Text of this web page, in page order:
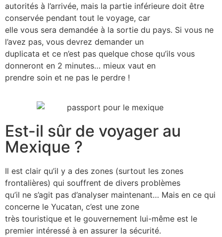
autorités à l’arrivée, mais la partie inférieure doit être
conservée pendant tout le voyage, car
elle vous sera demandée à la sortie du pays. Si vous ne
l’avez pas, vous devrez demander un
duplicata et ce n’est pas quelque chose qu’ils vous
donneront en 2 minutes… mieux vaut en
prendre soin et ne pas le perdre !
Est-il sûr de voyager au
Mexique ?
Il est clair qu’il y a des zones (surtout les zones
frontalières) qui souffrent de divers problèmes
qu’il ne s’agit pas d’analyser maintenant… Mais en ce qui
concerne le Yucatan, c’est une zone
très touristique et le gouvernement lui-même est le
premier intéressé à en assurer la sécurité.